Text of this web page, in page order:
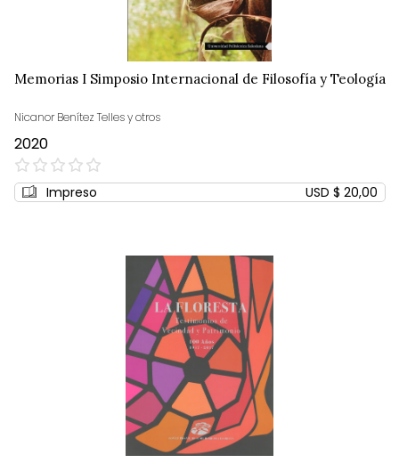
Memorias I Simposio Internacional de Filosofía y Teología
Nicanor Benítez Telles y otros
2020
0%
Impreso USD $ 20,00